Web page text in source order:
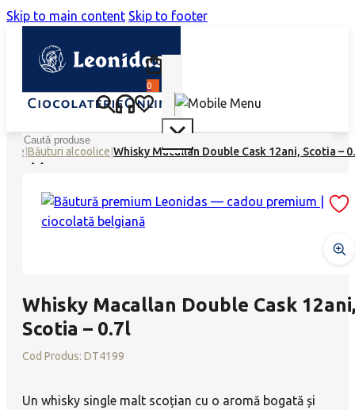
Skip to main content Skip to footer
0
Search
Băuturi alcoolice Whisky Macallan Double Cask 12ani, Scotia –
Whisky Macallan Double Cask 12ani,
Scotia – 0.7l
Cod Produs: DT4199
Un whisky single malt scoțian cu o aromă bogată și